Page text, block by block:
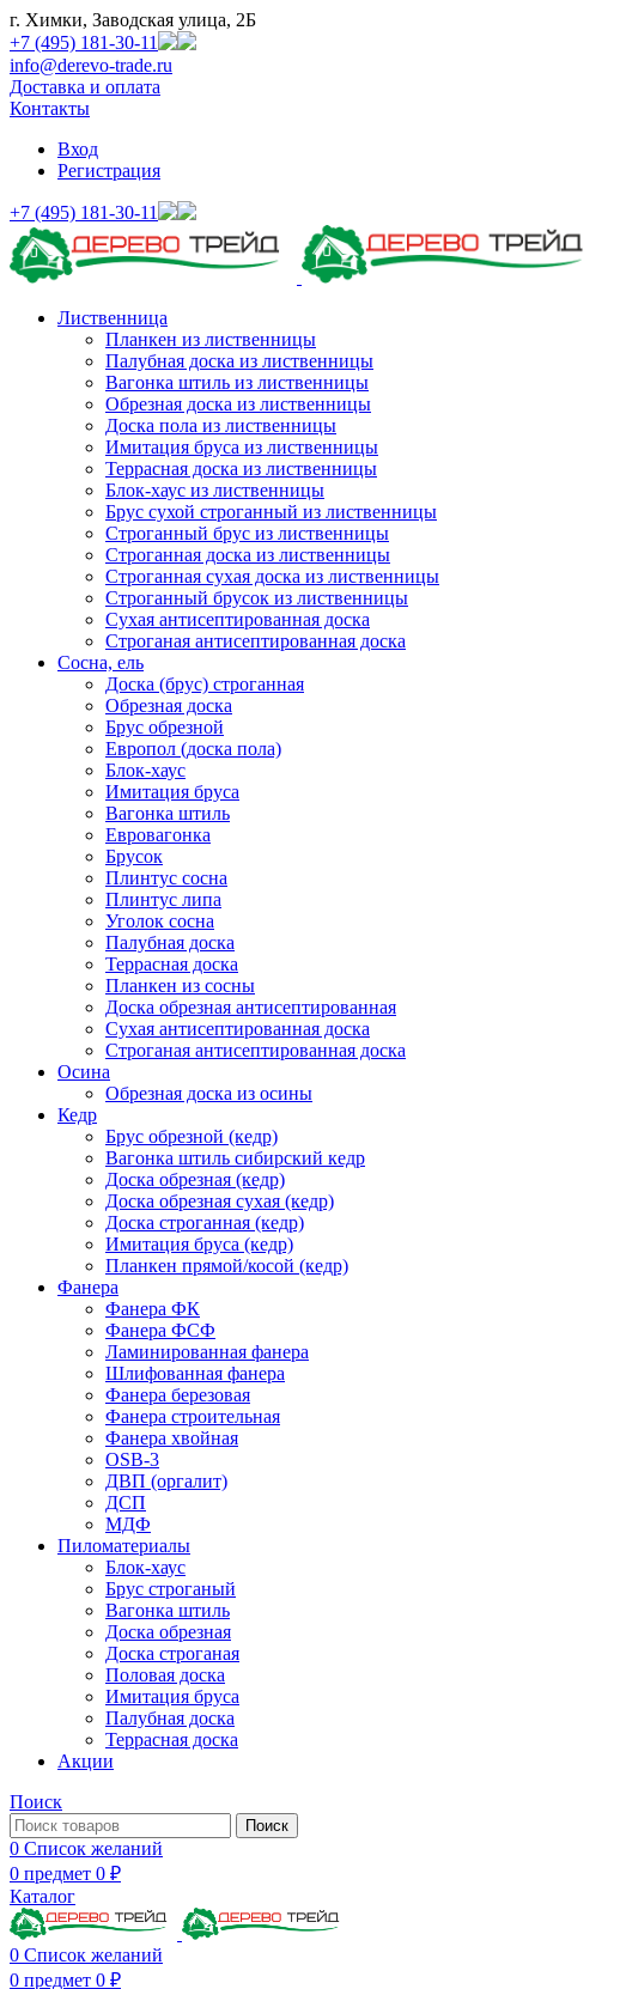
г. Химки, Заводская улица, 2Б
+7 (495) 181-30-11
info@derevo-trade.ru
Доставка и оплата
Контакты
Вход
Регистрация
+7 (495) 181-30-11
Лиственница
Планкен из лиственницы
Палубная доска из лиственницы
Вагонка штиль из лиственницы
Обрезная доска из лиственницы
Доска пола из лиственницы
Имитация бруса из лиственницы
Террасная доска из лиственницы
Блок-хаус из лиственницы
Брус сухой строганный из лиственницы
Строганный брус из лиственницы
Строганная доска из лиственницы
Строганная сухая доска из лиственницы
Строганный брусок из лиственницы
Сухая антисептированная доска
Строганая антисептированная доска
Сосна, ель
Доска (брус) строганная
Обрезная доска
Брус обрезной
Европол (доска пола)
Блок-хаус
Имитация бруса
Вагонка штиль
Евровагонка
Брусок
Плинтус сосна
Плинтус липа
Уголок сосна
Палубная доска
Террасная доска
Планкен из сосны
Доска обрезная антисептированная
Сухая антисептированная доска
Строганая антисептированная доска
Осина
Обрезная доска из осины
Кедр
Брус обрезной (кедр)
Вагонка штиль сибирский кедр
Доска обрезная (кедр)
Доска обрезная сухая (кедр)
Доска строганная (кедр)
Имитация бруса (кедр)
Планкен прямой/косой (кедр)
Фанера
Фанера ФК
Фанера ФСФ
Ламинированная фанера
Шлифованная фанера
Фанера березовая
Фанера строительная
Фанера хвойная
OSB-3
ДВП (оргалит)
ДСП
МДФ
Пиломатериалы
Блок-хаус
Брус строганый
Вагонка штиль
Доска обрезная
Доска строганая
Половая доска
Имитация бруса
Палубная доска
Террасная доска
Акции
Поиск
Поиск
0 Список желаний
0 предмет 0 ₽
Каталог
0 Список желаний
0 предмет 0 ₽